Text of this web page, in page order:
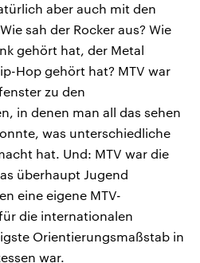
aber auch mit den
sah der Rocker aus? Wie
gehört hat, der Metal
Hop gehört hat? MTV war
zu den
in denen man all das sehen
was unterschiedliche
hat. Und: MTV war die
überhaupt Jugend
eine eigene MTV-
die internationalen
Orientierungsmaßstab in
war.